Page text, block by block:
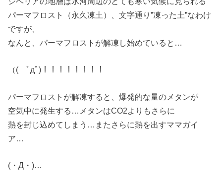
パーマフロスト（永久凍土）、文字通り”凍った土”なわけ
ですが、
なんと、パーマフロストが解凍し始めていると…
（( ﾟдﾟ)！！！！！！！！
パーマフロストが解凍すると、爆発的な量のメタンが
空気中に発生する…メタンはCO2よりもさらに
熱を封じ込めてしまう…またさらに熱を出すママガイ
ア…
(・Д・)…